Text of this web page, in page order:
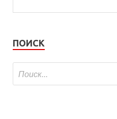
ПОИСК